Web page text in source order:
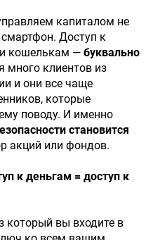
капиталом не
Доступ к
кошелькам — буквально
много клиентов из
и они все чаще
которые
поводу. И именно
становится
акций или фондов.
к деньгам = доступ к
который вы входите в